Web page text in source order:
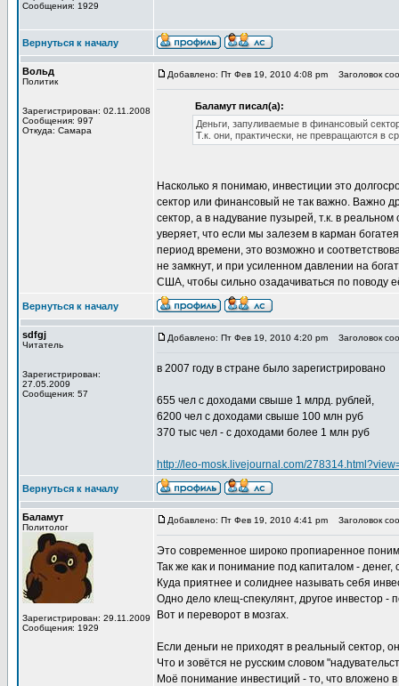
Сообщения: 1929
Вернуться к началу
Вольд
Политик
Зарегистрирован: 02.11.2008
Сообщения: 997
Откуда: Самара
Добавлено: Пт Фев 19, 2010 4:08 pm Заголовок
Баламут писал(а):
Деньги, запуливаемые в финансовый
Т.к. они, практически, не превращаются в
Насколько я понимаю, инвестиции это
сектор или финансовый не так важно. Важно
сектор, а в надувание пузырей, т.к. в
уверяет, что если мы залезем в карман
период времени, это возможно и
не замкнут, и при усиленном давлении на
США, чтобы сильно озадачиваться по поводу
Вернуться к началу
sdfgj
Читатель
Зарегистрирован:
27.05.2009
Сообщения: 57
Добавлено: Пт Фев 19, 2010 4:20 pm Заголовок
в 2007 году в стране было зарегистрировано
655 чел с доходами свыше 1 млрд. рублей,
6200 чел с доходами свыше 100 млн руб
370 тыс чел - с доходами более 1 млн руб
http://leo-mosk.livejournal.com/
Вернуться к началу
Баламут
Политолог
Зарегистрирован: 29.11.2009
Сообщения: 1929
Добавлено: Пт Фев 19, 2010 4:41 pm Заголовок
Это современное широко пропиаренное
Так же как и понимание под капиталом - денег,
Куда приятнее и солиднее называть себя
Одно дело клещ-спекулянт, другое инвестор -
Вот и переворот в мозгах.
Если деньги не приходят в реальный сектор,
Что и зовётся не русским словом
Моё понимание инвестиций - то, что вложено в